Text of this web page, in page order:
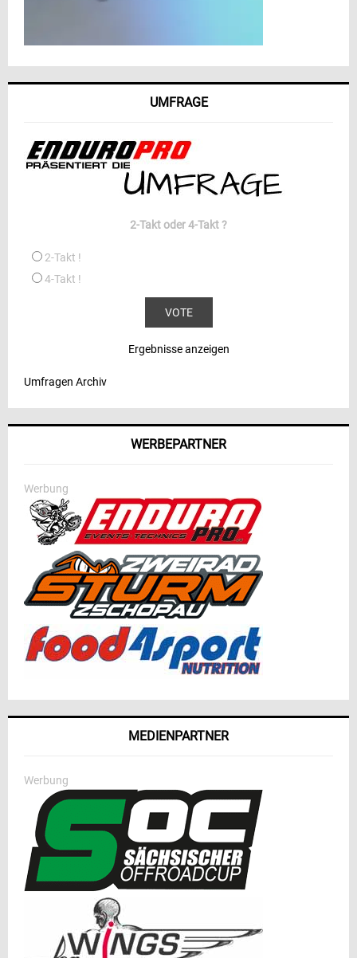
UMFRAGE
2-Takt oder 4-Takt ?
2-Takt !
4-Takt !
Ergebnisse anzeigen
Umfragen Archiv
WERBEPARTNER
Werbung
MEDIENPARTNER
Werbung